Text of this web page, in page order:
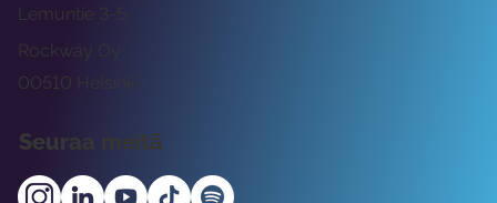
Rockway Oy
Lemuntie 3-5
00510 Helsinki
Seuraa meitä